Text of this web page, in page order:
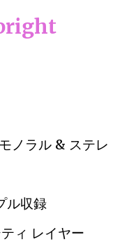
ノラル & ステレ
ル収録
ィ レイヤー